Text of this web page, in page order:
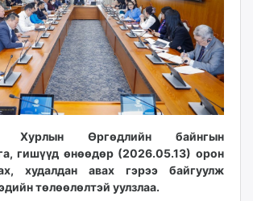
Өргөдлийн байнгын
гишүүд өнөөдөр (2026.05.13) орон
худалдан авах гэрээ байгуулж
төлөөлөлтэй уулзлаа.